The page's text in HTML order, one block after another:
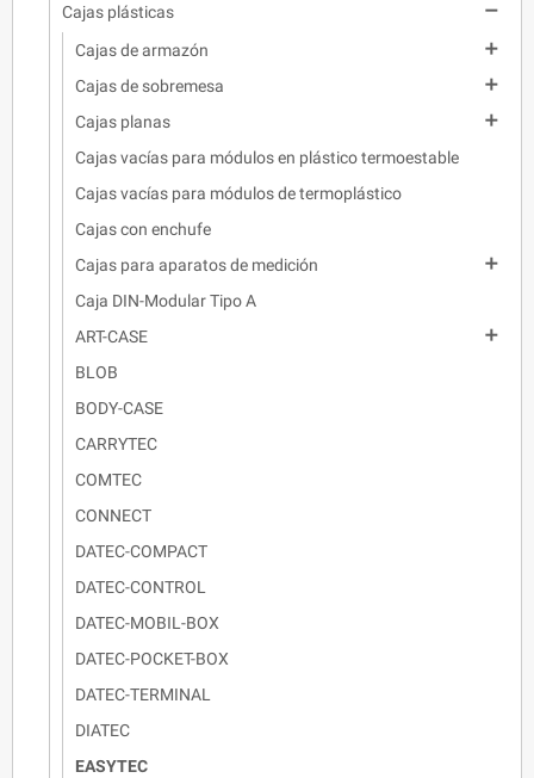
Cajas plásticas

Cajas de armazón

Cajas de sobremesa

Cajas planas

Cajas vacías para módulos en plástico termoestable
Cajas vacías para módulos de termoplástico
Cajas con enchufe
Cajas para aparatos de medición

Caja DIN-Modular Tipo A
ART-CASE

BLOB
BODY-CASE
CARRYTEC
COMTEC
CONNECT
DATEC-COMPACT
DATEC-CONTROL
DATEC-MOBIL-BOX
DATEC-POCKET-BOX
DATEC-TERMINAL
DIATEC
EASYTEC